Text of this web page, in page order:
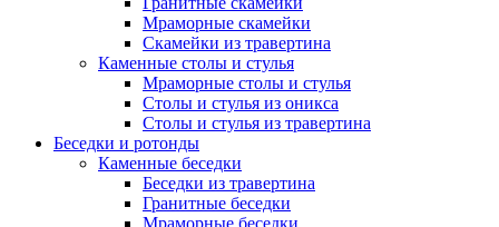
Мраморные скамейки
Скамейки из травертина
Каменные столы и стулья
Мраморные столы и стулья
Столы и стулья из оникса
Столы и стулья из травертина
Беседки и ротонды
Каменные беседки
Беседки из травертина
Гранитные беседки
Мраморные беседки